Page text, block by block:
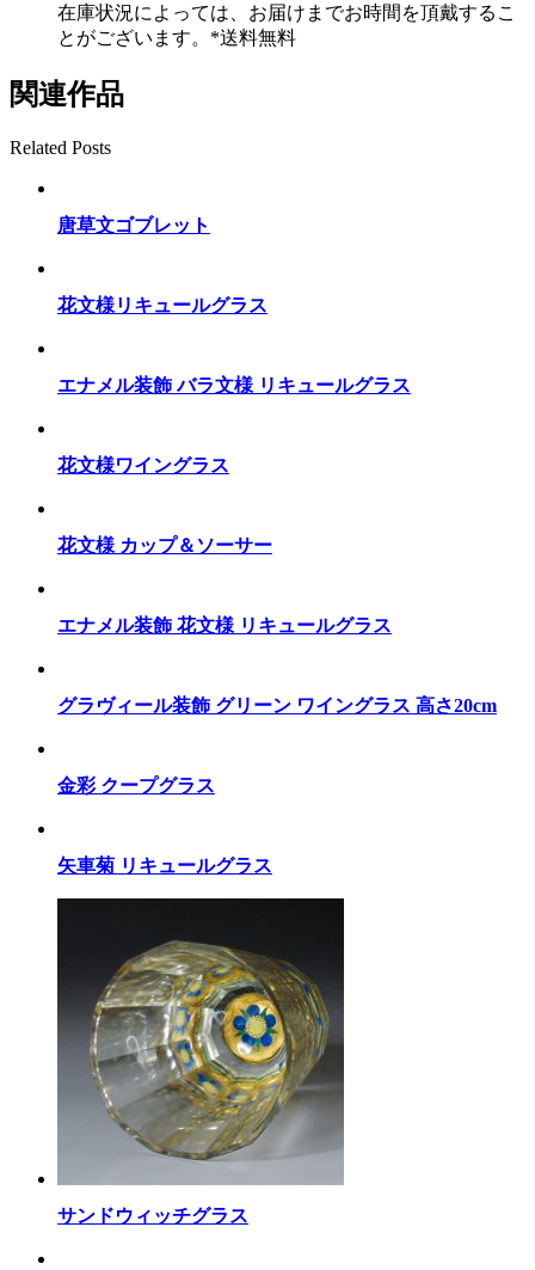
在庫状況によっては、お届けまでお時間を頂戴するこ
とがございます。*送料無料
関連作品
Related Posts
唐草文ゴブレット
花文様リキュールグラス
エナメル装飾 バラ文様 リキュールグラス
花文様ワイングラス
花文様 カップ＆ソーサー
エナメル装飾 花文様 リキュールグラス
グラヴィール装飾 グリーン ワイングラス 高さ20cm
金彩 クープグラス
矢車菊 リキュールグラス
サンドウィッチグラス